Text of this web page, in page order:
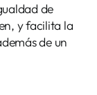
de
y facilita la
de un